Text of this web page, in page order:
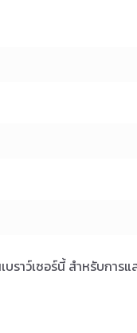
ราว์เซอร์นี้ สำหรับการ